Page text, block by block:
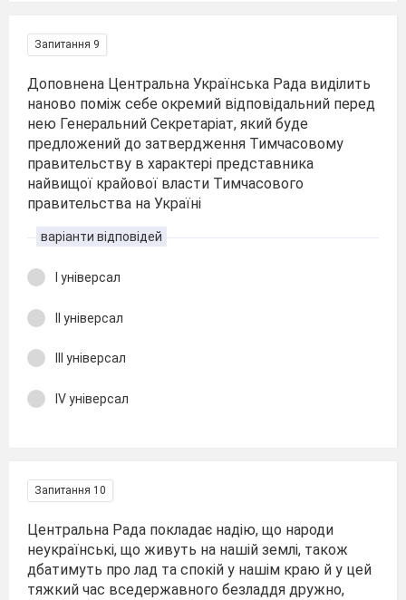
Запитання 9
Доповнена Центральна Українська Рада виділить
наново поміж себе окремий відповідальний перед
нею Генеральний Секретаріат, який буде
предложений до затвердження Тимчасовому
правительству в характері представника
найвищої крайової власти Тимчасового
правительства на Україні
варіанти відповідей
І універсал
ІІ універсал
ІІІ універсал
ІV універсал
Запитання 10
Центральна Рада покладає надію, що народи
неукраїнські, що живуть на нашій землі, також
дбатимуть про лад та спокій у нашім краю й у цей
тяжкий час вседержавного безладдя дружно,